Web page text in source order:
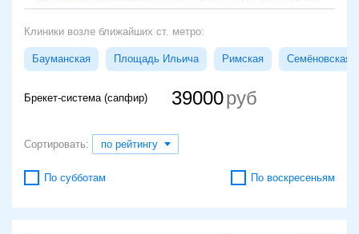
Клиники возле ближайших ст. метро:
Бауманская Площадь Ильича Римская Семёновская
Брекет-система (сапфир) 39000
Сортировать: по рейтингу
По субботам По воскресеньям